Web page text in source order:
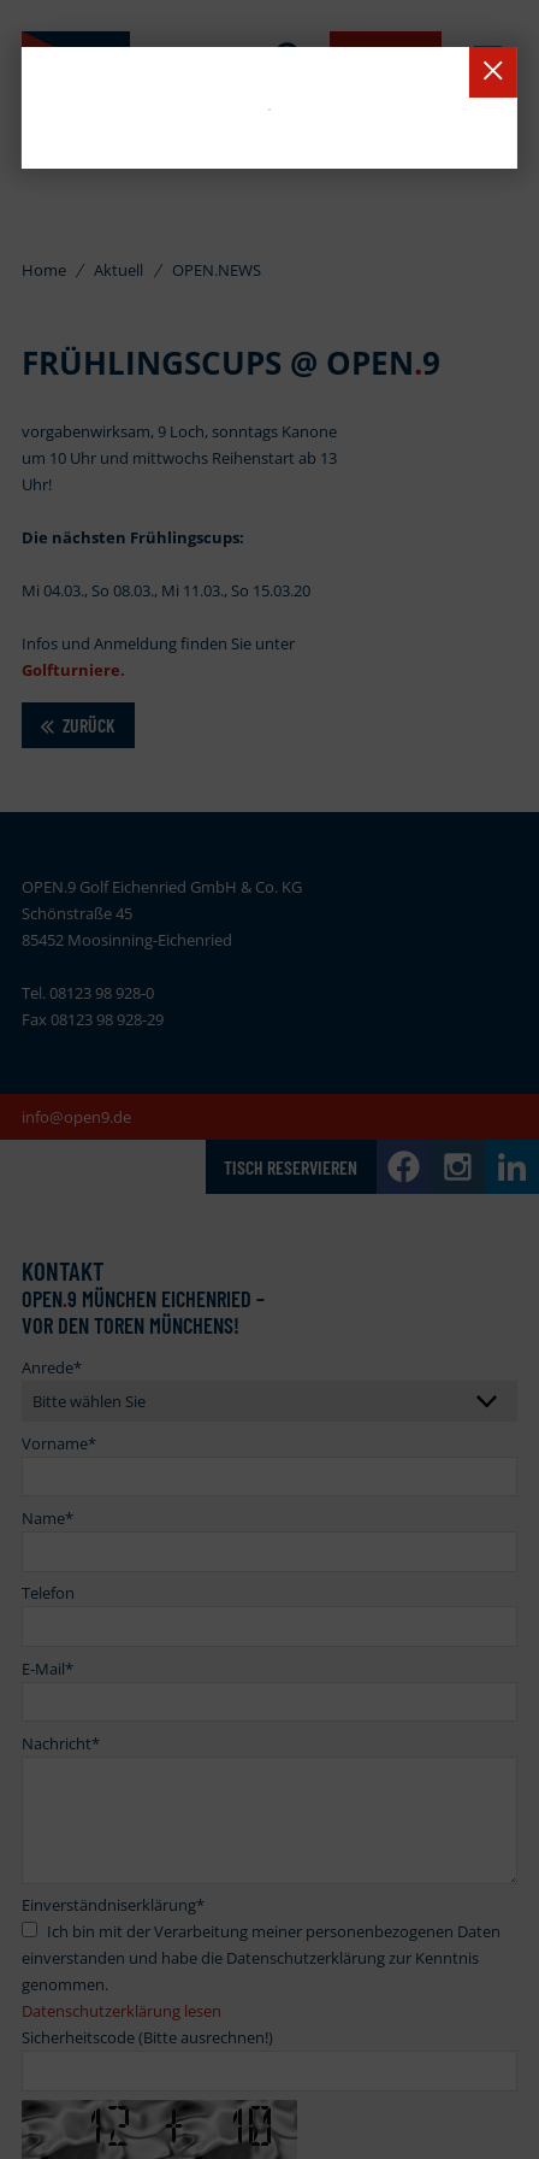
Home Aktuell OPEN.NEWS
FRÜHLINGSCUPS @ OPEN.9
vorgabenwirksam, 9 Loch, sonntags Kanone
um 10 Uhr und mittwochs Reihenstart ab 13
Uhr!
Die nächsten Frühlingscups:
Mi 04.03., So 08.03., Mi 11.03., So 15.03.20
Infos und Anmeldung finden Sie unter
Golfturniere.
ZURÜCK
OPEN.9 Golf Eichenried GmbH & Co. KG
Schönstraße 45
85452 Moosinning-Eichenried
Tel. 08123 98 928-0
Fax 08123 98 928-29
info@open9.de
TISCH RESERVIEREN
KONTAKT
OPEN.9 MÜNCHEN EICHENRIED –
VOR DEN TOREN MÜNCHENS!
Anrede*
Vorname*
Name*
Telefon
E-Mail*
Nachricht*
Einverständniserklärung*
einverstanden und habe die Datenschutzerklärung zur Kenntnis
genommen.
Datenschutzerklärung lesen
Sicherheitscode (Bitte ausrechnen!)